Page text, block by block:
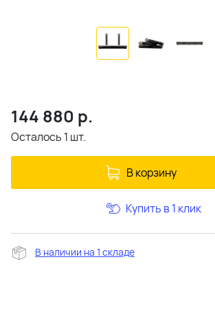
144 880 р.
Осталось 1 шт.
В корзину
Купить в 1 клик
В наличии на 1 складе